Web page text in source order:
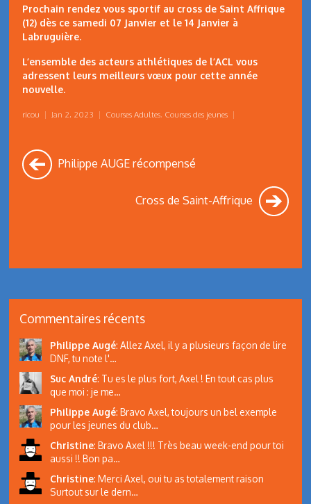
Prochain rendez vous sportif au cross de Saint Affrique
(12) dès ce samedi 07 Janvier et le 14 Janvier à
Labruguière.
L’ensemble des acteurs athlétiques de l’ACL vous
adressent leurs meilleurs vœux pour cette année
nouvelle.
ricou | Jan 2, 2023 | Courses Adultes, Courses des jeunes |
Philippe AUGE récompensé
Cross de Saint-Affrique
Commentaires récents
Philippe Augé: Allez Axel, il y a plusieurs façon de lire
DNF, tu note l'…
Suc André: Tu es le plus fort, Axel ! En tout cas plus
que moi : je me…
Philippe Augé: Bravo Axel, toujours un bel exemple
pour les jeunes du club…
Christine: Bravo Axel !!! Très beau week-end pour toi
aussi !! Bon pa…
Christine: Merci Axel, oui tu as totalement raison
Surtout sur le dern…